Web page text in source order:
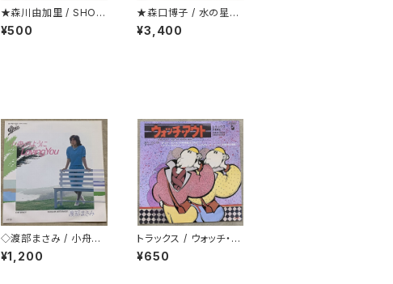
★森川由加里 / SHOW
ME
¥500
★森口博子 / 水の星へ
愛をこめて
¥3,400
◇渡部まさみ / 小舟の
ように Loving You
¥1,200
トラックス / ウォッチ・ア
ウト
¥650